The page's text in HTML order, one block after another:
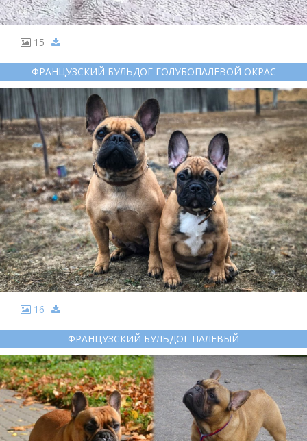
15
ФРАНЦУЗСКИЙ БУЛЬДОГ ГОЛУБОПАЛЕВОЙ ОКРАС
16
ФРАНЦУЗСКИЙ БУЛЬДОГ ПАЛЕВЫЙ